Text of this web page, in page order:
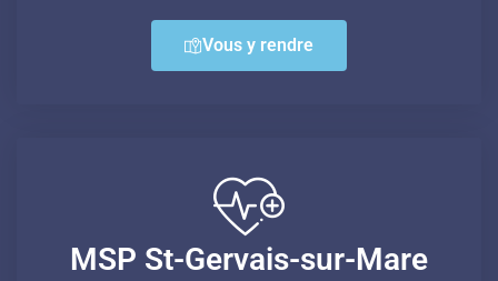
Vous y rendre
MSP St-Gervais-sur-Mare